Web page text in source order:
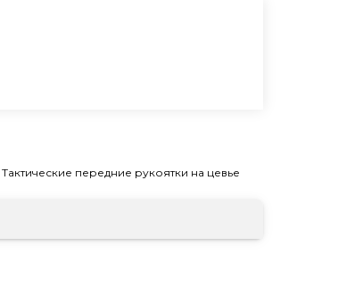
Тактические передние рукоятки на цевье